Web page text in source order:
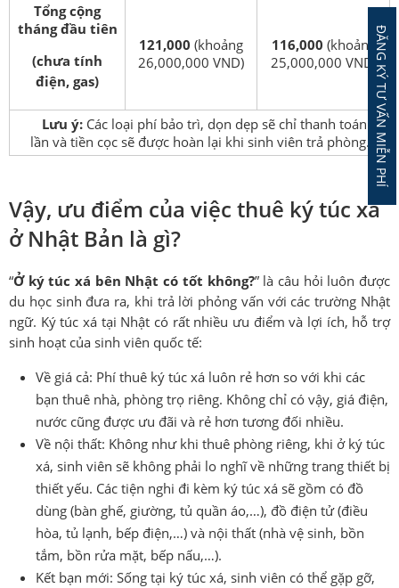
Tổng cộng
tháng đầu tiên
(chưa tính
điện, gas)
121,000 (khoảng
26,000,000 VND)
116,000 (khoảng
25,000,000 VND)
Lưu ý: Các loại phí bảo trì, dọn dẹp sẽ chỉ thanh toán 1
lần và tiền cọc sẽ được hoàn lại khi sinh viên trả phòng.
Vậy, ưu điểm của việc thuê ký túc xá
ở Nhật Bản là gì?
“Ở ký túc xá bên Nhật có tốt không?” là câu hỏi luôn được
du học sinh đưa ra, khi trả lời phỏng vấn với các trường Nhật
ngữ. Ký túc xá tại Nhật có rất nhiều ưu điểm và lợi ích, hỗ trợ
sinh hoạt của sinh viên quốc tế:
Về giá cả: Phí thuê ký túc xá luôn rẻ hơn so với khi các
bạn thuê nhà, phòng trọ riêng. Không chỉ có vậy, giá điện,
nước cũng được ưu đãi và rẻ hơn tương đối nhiều.
Về nội thất: Không như khi thuê phòng riêng, khi ở ký túc
xá, sinh viên sẽ không phải lo nghĩ về những trang thiết bị
thiết yếu. Các tiện nghi đi kèm ký túc xá sẽ gồm có đồ
dùng (bàn ghế, giường, tủ quần áo,…), đồ điện tử (điều
hòa, tủ lạnh, bếp điện,…) và nội thất (nhà vệ sinh, bồn
tắm, bồn rửa mặt, bếp nấu,…).
Kết bạn mới: Sống tại ký túc xá, sinh viên có thể gặp gỡ,
ĐĂNG KÝ TƯ VẤN MIỄN PHÍ